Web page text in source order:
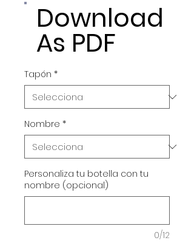
Download
As PDF
Tapón *
Nombre *
Personaliza tu botella con tu
nombre (opcional)
0/12